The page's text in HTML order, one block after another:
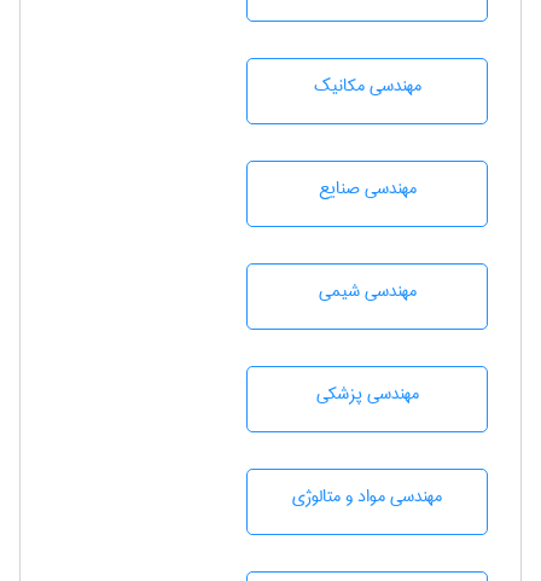
مهندسی مکانیک
مهندسی صنايع
مهندسي شيمی
مهندسی پزشکی
مهندسی مواد و متالوژی